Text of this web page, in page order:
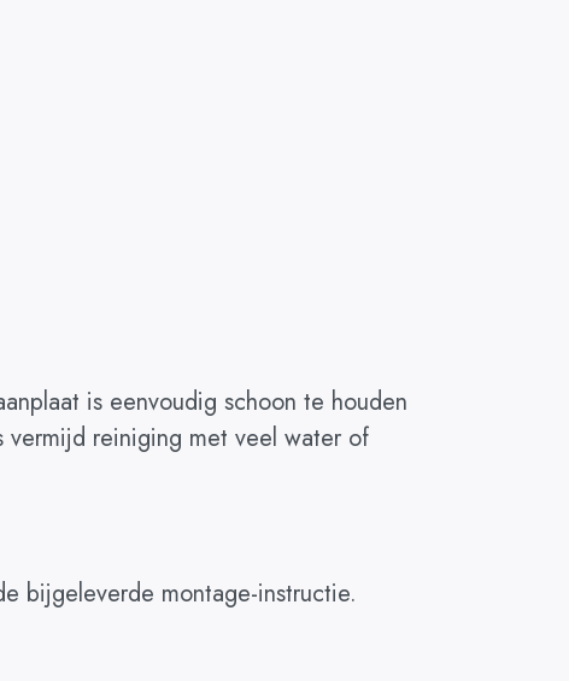
is eenvoudig schoon te houden
vermijd reiniging met veel water of
bijgeleverde montage-instructie.